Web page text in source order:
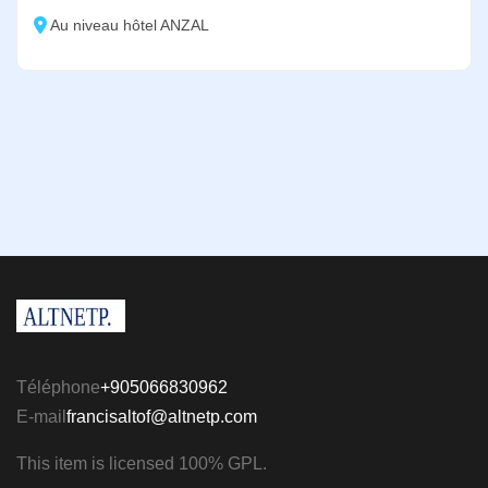
Au niveau hôtel ANZAL
Téléphone+905066830962
E-mail francisaltof@altnetp.com
This item is licensed 100% GPL.